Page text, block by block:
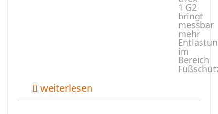
1 G2
bringt
messbar
mehr
im
Bereich
weiterlesen